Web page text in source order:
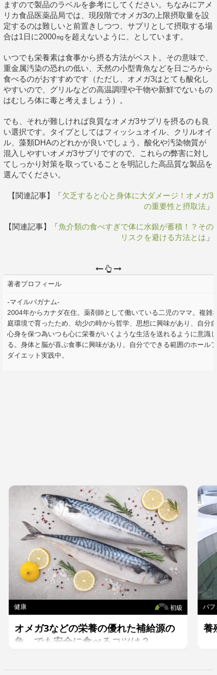
ますので製品のラベルを参考にしてください。ちなみにアメ
リカ食品医薬品局では、現段階でオメガ3の上限摂取量を設
定するのは難しいと前置きしつつ、サプリとして摂取する場
合は1日に2000㎎を超えないように、としています。
いつでも栄養素は食事から摂る方法がベスト。その意味で、
重金属汚染の恐れの低い、天然の小型青魚などを日ごろから
食べるのがおすすめです（ただし、オメガ3はとても酸化し
やすいので、グリルなどの高温調理や干物や新鮮でないもの
はむしろ体に毒と考えましょう）。
でも、それが難しければ良質なオメガ3サプリを摂るのも良
い選択です。タイプとしてはフィッシュオイル、クリルオイ
ル、藻類DHAのどれかが良いでしょう。酸化や汚染物質が
混入しやすいオメガ3サプリですので、これらの弊害に対し
てしっかり対策を取っていることを明記した高品質な製品を
選んでください。
【関連記事】「 欠乏すると心と身体に大ダメージ！オメガ3
の重要性と摂取法 」
【関連記事】「魚介類の食べすぎで体に水銀が蓄積！？その
リスクを避ける方法とは 」
著者プロフィール
-マイルバガナム-
2004年からカナダ在住。薬剤師として働いている二児のママ。複雑
庭環境で育ったため、幼少の時から哲学、思想に興味があり、自分
心身を保つ為いつも心に栄養がいくような生活を送れるように意識
る。身体と脳が喜ぶ食事に興味があり。自分でできる範囲のホール
ダイエット実践中。
初級
健康
オメガ3などの栄養の優れた補給源の
魚。でも安全に食べるコツは？
パフ
養